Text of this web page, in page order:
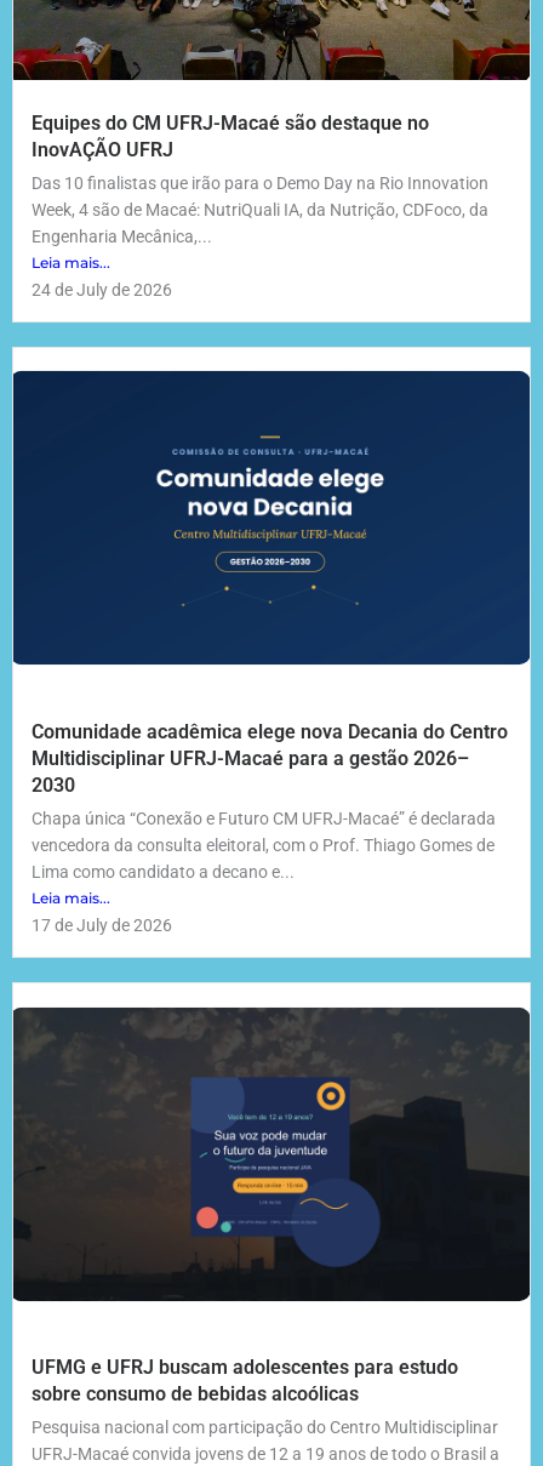
Equipes do CM UFRJ-Macaé são destaque no
InovAÇÃO UFRJ
Das 10 finalistas que irão para o Demo Day na Rio Innovation
Week, 4 são de Macaé: NutriQuali IA, da Nutrição, CDFoco, da
Engenharia Mecânica,...
Leia mais...
24 de July de 2026
Comunidade acadêmica elege nova Decania do Centro
Multidisciplinar UFRJ-Macaé para a gestão 2026–
2030
Chapa única “Conexão e Futuro CM UFRJ-Macaé” é declarada
vencedora da consulta eleitoral, com o Prof. Thiago Gomes de
Lima como candidato a decano e...
Leia mais...
17 de July de 2026
UFMG e UFRJ buscam adolescentes para estudo
sobre consumo de bebidas alcoólicas
Pesquisa nacional com participação do Centro Multidisciplinar
UFRJ-Macaé convida jovens de 12 a 19 anos de todo o Brasil a